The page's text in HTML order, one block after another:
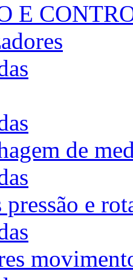
E
de
pressão e